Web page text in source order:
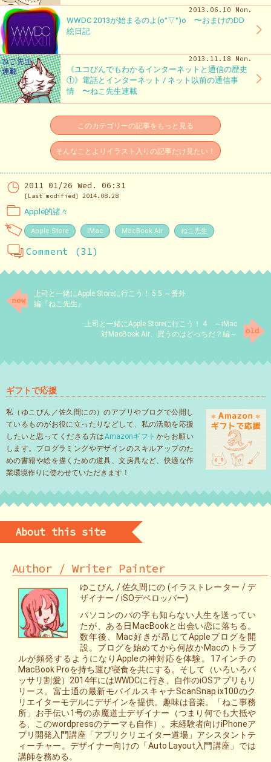
2013.06.10 Mon.
WWDC 2013が始まるのよ(o°▽°)o 〜おまけのDD
絵日記
2013.11.18 Mon.
《ユコびんでもわかるインターネットと通信の歴史
①》電話とインターネット / ネット以前の通信事
情 〜ねこ先生連載
このカテゴリーの記事をもっと見る
そんなことよりイラスト入りの記事だけ見たい！
2011 01/26 Wed. 06:31
[Last modified] 2014.08.28
Apple的諸々
Apple Store iMac MacBook Air ねこ先生
Comment (31)
上司と一緒にApple Storeに行こう！ 5.5 ～番外
編『ねこ先生』
上司と一緒にApple Storeに行こう！ 4 ～iMac
対MacBook Air、買うのはどっちだ？編～
ギフトで応援
私（ゆこびん／佐久間にの）のアプリやブログで公開し
ているものがお役に立ったりなどして、私の活動を応援
したいと思ってくださる方はAmazonギフト からお願い
します。プログラミングやデザインのスキルアップのた
めの書籍や絵を描くための道具、文房具など、快適な作
業環境作りに使わせていただきます！
About this site
Author / Writer Painter
ゆこびん / 佐久間にの (イラストレーター / デ
ザイナー / iSOデベロッパー)
パソコンのパの字も知らない人生を送ってい
たが、ある日MacBookと出会い恋に落ちる。
数年後、Mac好きが昂じてAppleブログを開
設。ブログを始めてから何故かMacのトラブ
ルが頻発するようになりAppleの神対応を体験。17インチの
MacBook Proを持ち運び寝食を共にする。そして（いろいろバ
ッサリ割愛）2014年にはWWDCに行き、自作のiOSアプリもリ
リース。富士通の最新モバイルスキャナScanSnap ix100のク
リエイターモデルにデザインを提供。趣味は音楽。「ねこ事務
所」お手伝い1号の赤魔道士デザイナー（つまり何でも大抵や
る、このwordpressのテーマも自作）。未経験者向けiPhoneア
プリ開発入門講座「アプリクリエイター道場」アシスタントテ
ィーチャー。デザイナー向けの「Auto Layout入門講座」では
講師を務める。